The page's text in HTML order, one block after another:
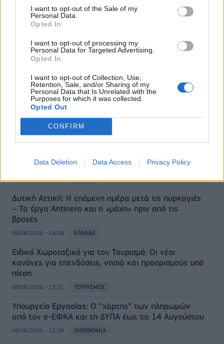
I want to opt-out of the Sale of my
Personal Data.
Opted In
I want to opt-out of processing my
Personal Data for Targeted Advertising.
Opted In
I want to opt-out of Collection, Use,
Retention, Sale, and/or Sharing of my
Personal Data that Is Unrelated with the
Purposes for which it was collected.
Opted Out
CONFIRM
Data Deletion Data Access Privacy Policy
ΡΟΗ ΕΙΔΗΣΕΩΝ
Κορυφώνεται η έξοδος του Αυγούστου – Πάνω από
λιμάνια της Αττικής
08/08/2026 - 14:30 ΕΛΛΑΔΑ
Δυτική Αττική: Η επόμενη ημέρα μετά τις πυρκαγιές
– Τα έργα Antinero και η «μάχη» πριν από τις
βροχές
08/08/2026 - 14:08 ΕΛΛΑΔΑ
Ειδικό Χωροταξικό για τον Τουρισμό: Οι νέοι
κανόνες για επενδύσεις, νησιά και προορισμούς υπό
πίεση
08/08/2026 - 13:21 ΤΟΥΡΙΣΜΟΣ
Υπουργείο Εργασίας: Ο “χάρτης” των πληρωμών
από τον e-ΕΦΚΑ και τη ΔΥΠΑ έως τις 14 Αυγούστου
08/08/2026 - 12:58 ΟΙΚΟΝΟΜΙΑ